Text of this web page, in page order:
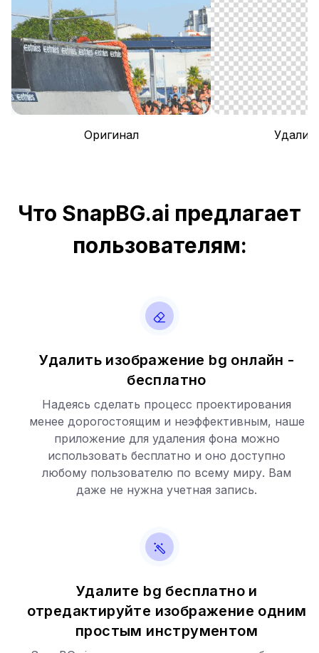
Оригинал
Что SnapBG.ai предлагает
пользователям:
Удалить изображение bg онлайн -
бесплатно
Надеясь сделать процесс проектирования
менее дорогостоящим и неэффективным, наше
приложение для удаления фона можно
использовать бесплатно и оно доступно
любому пользователю по всему миру. Вам
даже не нужна учетная запись.
Удалите bg бесплатно и
отредактируйте изображение одним
простым инструментом